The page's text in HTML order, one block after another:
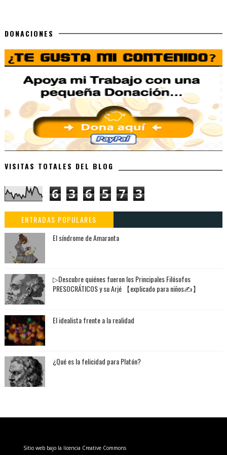
DONACIONES
VISITAS TOTALES DEL BLOG
6 3 6 5 7 3
ENTRADAS POPULARES
El síndrome de Amaranta
▷Descubre quiénes fueron los Principales Filósofos
PRESOCRÁTICOS y su Arjé 【explicado para niños✍】
El idealista frente a la realidad
¿Qué es la felicidad para Platón?
Sitio web bajo la licencia Creative Commons